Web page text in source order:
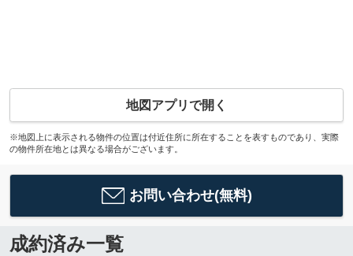
地図アプリで開く
※地図上に表示される物件の位置は付近住所に所在することを表すものであり、実際
の物件所在地とは異なる場合がございます。
お問い合わせ(無料)
成約済み一覧